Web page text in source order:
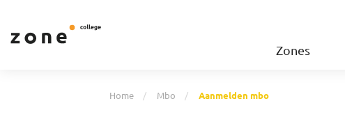
Zones
Home Mbo Aanmelden mbo